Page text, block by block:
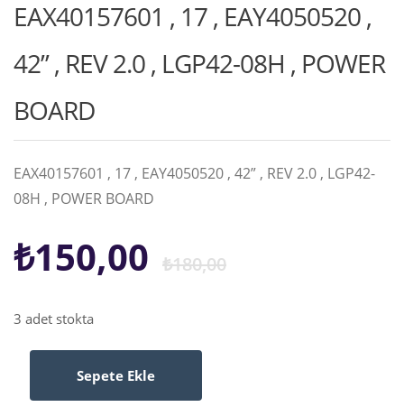
EAX40157601 , 17 , EAY4050520 ,
42” , REV 2.0 , LGP42-08H , POWER
BOARD
EAX40157601 , 17 , EAY4050520 , 42” , REV 2.0 , LGP42-
08H , POWER BOARD
₺180,00Orijinal
₺150,00
Şu
3 adet stokta
EAX40157601
Sepete Ekle